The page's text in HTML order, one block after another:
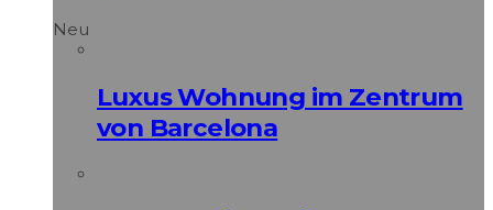
Neu
Luxus Wohnung im Zentrum
von Barcelona